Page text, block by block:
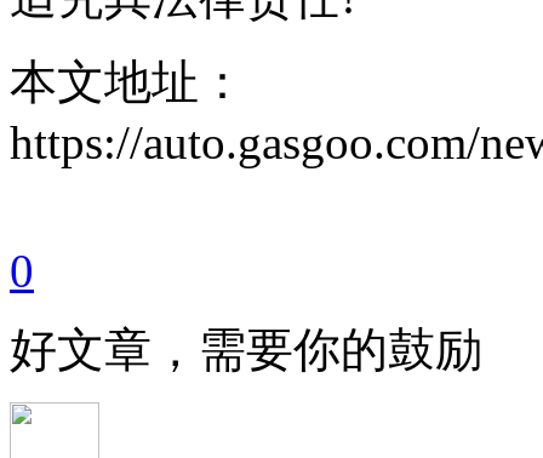
本文地址：
https://auto.gasgoo.com/
0
好文章，需要你的鼓励